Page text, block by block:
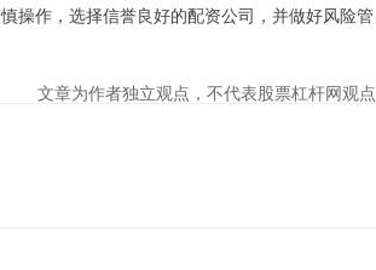
操作，选择信誉良好的配资公司，并做好风险管
文章为作者独立观点，不代表股票杠杆网观点